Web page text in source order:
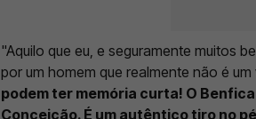
"Aquilo que eu, e seguramente muitos
por um homem que realmente não é
podem ter memória curta! O
Conceição. É um autêntico tiro no